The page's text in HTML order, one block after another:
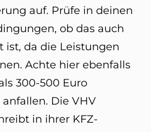
auf. Prüfe in deinen
ob das auch
ist, da die Leistungen
Achte hier ebenfalls
300-500 Euro
Die VHV
in ihrer KFZ-